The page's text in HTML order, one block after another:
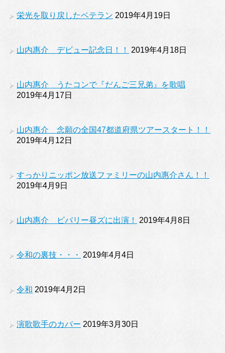
栄光を取り戻したベテラン 2019年4月19日
山内惠介 デビュー記念日！！ 2019年4月18日
山内惠介 うたコンで『だんご三兄弟』を歌唱
2019年4月17日
山内惠介 念願の全国47都道府県ツアースタート！！
2019年4月12日
すっかりニッポン放送ファミリーの山内惠介さん！！
2019年4月9日
山内惠介 ビバリー昼ズに出演！ 2019年4月8日
令和の裏技・・・ 2019年4月4日
令和 2019年4月2日
演歌歌手のカバー 2019年3月30日